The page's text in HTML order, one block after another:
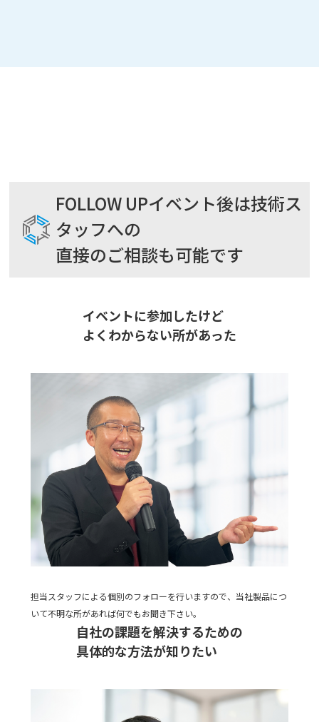
FOLLOW UPイベント後は技術ス
タッフへの
直接のご相談も可能です
イベントに参加したけど
よくわからない所があった
担当スタッフによる個別のフォローを行いますので、当社製品につ
いて不明な所があれば何でもお聞き下さい。
自社の課題を解決するための
具体的な方法が知りたい